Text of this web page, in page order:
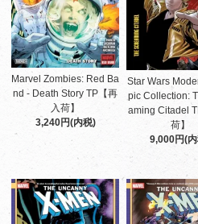
Marvel Zombies: Red Ba
nd - Death Story TP【再
入荷】
3,240円(内税)
Star Wars
pic Collection:
aming Citadel
荷】
9,000円(